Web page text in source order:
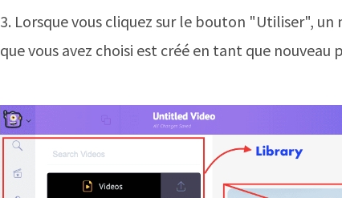
3. Lorsque vous cliquez sur le bouton "Utiliser",
que vous avez choisi est créé en tant que nouveau